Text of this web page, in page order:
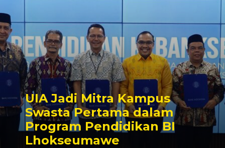
UIA Jadi Mitra Kampus
Swasta Pertama dalam
Program Pendidikan BI
Lhokseumawe